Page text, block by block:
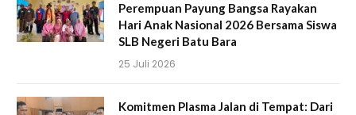
Perempuan Payung Bangsa Rayakan
Hari Anak Nasional 2026 Bersama Siswa
SLB Negeri Batu Bara
25 Juli 2026
Komitmen Plasma Jalan di Tempat: Dari